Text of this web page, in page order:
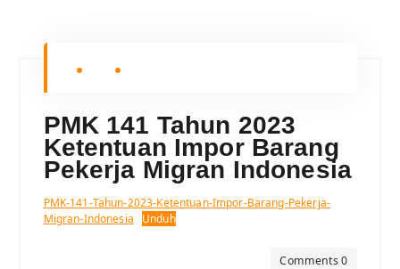
PMK 141 Tahun 2023
Ketentuan Impor Barang
Pekerja Migran Indonesia
PMK-141-Tahun-2023-Ketentuan-Impor-Barang-Pekerja-
Migran-Indonesia
Unduh
Comments 0